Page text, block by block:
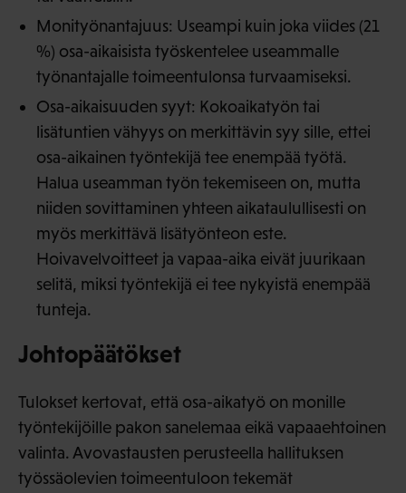
Monityönantajuus: Useampi kuin joka viides (21
%) osa-aikaisista työskentelee useammalle
työnantajalle toimeentulonsa turvaamiseksi.
Osa-aikaisuuden syyt: Kokoaikatyön tai
lisätuntien vähyys on merkittävin syy sille, ettei
osa-aikainen työntekijä tee enempää työtä.
Halua useamman työn tekemiseen on, mutta
niiden sovittaminen yhteen aikataulullisesti on
myös merkittävä lisätyönteon este.
Hoivavelvoitteet ja vapaa-aika eivät juurikaan
selitä, miksi työntekijä ei tee nykyistä enempää
tunteja.
Johtopäätökset
Tulokset kertovat, että osa-aikatyö on monille
työntekijöille pakon sanelemaa eikä vapaaehtoinen
valinta. Avovastausten perusteella hallituksen
työssäolevien toimeentuloon tekemät